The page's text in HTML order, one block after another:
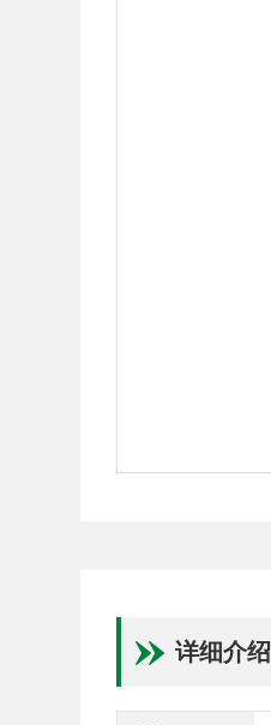
详细介绍